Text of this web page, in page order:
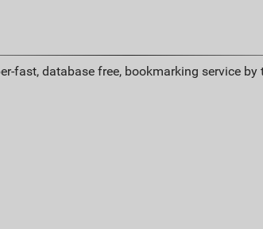
fast, database free, bookmarking service by